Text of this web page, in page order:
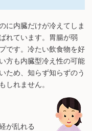
に内臓だけが冷えてしま
れています。胃腸が弱
です。冷たい飲食物を好
方も内臓型冷え性の可能
ため、知らず知らずのう
しれません。
が乱れる